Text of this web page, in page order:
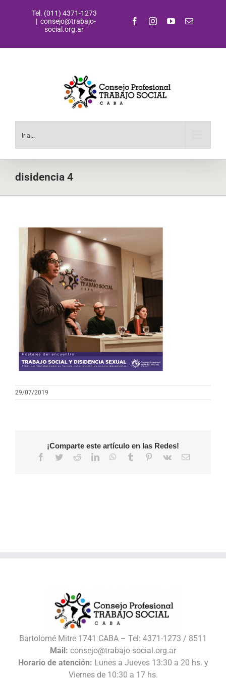
Tel. (011) 4371-1273
| consejo@trabajo-
social.org.ar
FacebookInstagramYouTubeCorreo
Ir a...
disidencia 4
29/07/2019
¡Comparte este artículo en las Redes!
Facebook
TwitterRedditLinkedInWhatsApp
Tumblr Pinterest
Vk
Correo
Bartolomé Mitre 1741 CABA – Tel: 4371-1273 / 8511
Mail: consejo@trabajo-social.org.ar
Horario de atención: Lunes a Jueves 13:30 a 20 hs. y
Viernes de 10:30 a 17 hs.